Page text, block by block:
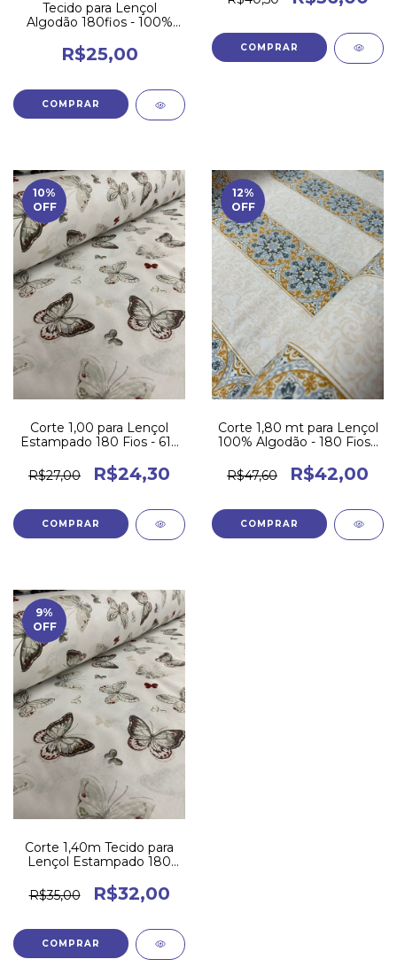
Tecido para Lençol
Algodão 180fios - 100%
R$25,00
10%
OFF
Corte 1,00 para Lençol
Estampado 180 Fios - 616
R$27,00
R$24,30
12%
OFF
Corte 1,80 mt para Lençol
100% Algodão - 180 Fios -
R$47,60
R$42,00
9%
OFF
Corte 1,40m Tecido para
Lençol Estampado 180
R$35,00
R$32,00